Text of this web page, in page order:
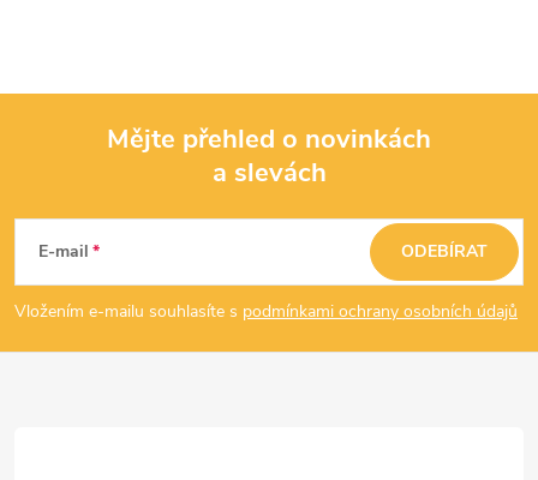
p
Mějte přehled o novinkách
a slevách
E-mail
Vložením e-mailu souhlasíte s podmínkami ochrany osobních údajů
ODEBÍRAT